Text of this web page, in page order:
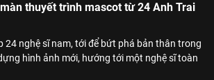
thuyết trình mascot từ 24 Anh Trai
24 nghệ sĩ nam, tới để bứt phá bản thân trong
hình ảnh mới, hướng tới một nghệ sĩ toàn